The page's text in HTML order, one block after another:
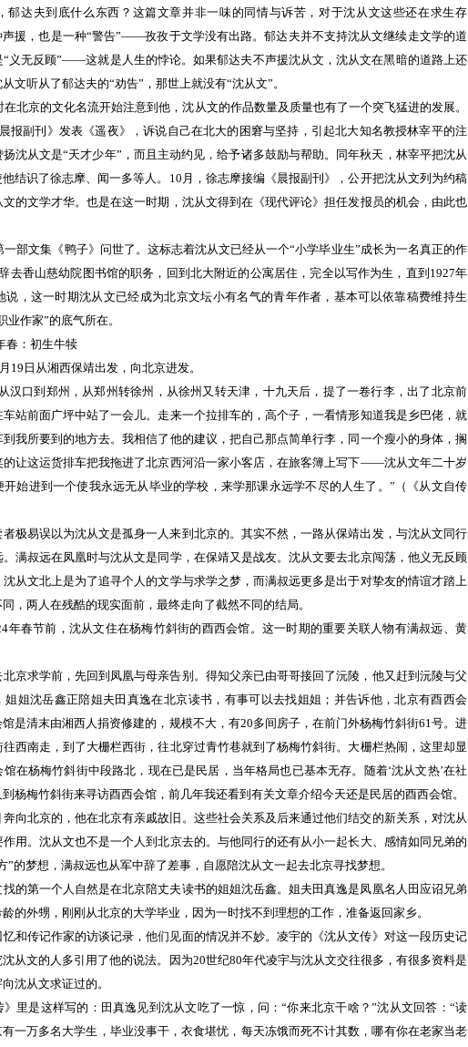
郁达夫到底什么东西？这篇文章并非一味的同情与诉苦，对于沈从文这些还在求生存
声援，也是一种“警告”——孜孜于文学没有出路。郁达夫并不支持沈从文继续走文学的道
“义无反顾”——这就是人生的悖论。如果郁达夫不声援沈从文，沈从文在黑暗的道路上还
文听从了郁达夫的“劝告”，那世上就没有“沈从文”。
在北京的文化名流开始注意到他，沈从文的作品数量及质量也有了一个突飞猛进的发展。
报副刊》发表《遥夜》，诉说自己在北大的困窘与坚持，引起北大知名教授林宰平的注
沈从文是“天才少年”，而且主动约见，给予诸多鼓励与帮助。同年秋天，林宰平把沈从
结识了徐志摩、闻一多等人。10月，徐志摩接编《晨报副刊》，公开把沈从文列为约稿
的文学才华。也是在这一时期，沈从文得到在《现代评论》担任发报员的机会，由此也
一部文集《鸭子》问世了。这标志着沈从文已经从一个“小学毕业生”成长为一名真正的作
去香山慈幼院图书馆的职务，回到北大附近的公寓居住，完全以写作为生，直到1927年
说，这一时期沈从文已经成为北京文坛小有名气的青年作者，基本可以依靠稿费维持生
业作家”的底气所在。
春：初生牛犊
19日从湘西保靖出发，向北京进发。
汉口到郑州，从郑州转徐州，从徐州又转天津，十九天后，提了一卷行李，出了北京前
站前面广坪中站了一会儿。走来一个拉排车的，高个子，一看情形知道我是乡巴佬，就
我所要到的地方去。我相信了他的建议，把自己那点简单行李，同一个瘦小的身体，搁
的让这运货排车把我拖进了北京西河沿一家小客店，在旅客簿上写下——沈从文年二十岁
始进到一个使我永远无从毕业的学校，来学那课永远学不尽的人生了。”（《从文自传
极易误以为沈从文是孤身一人来到北京的。其实不然，一路从保靖出发，与沈从文同行
满叔远在凤凰时与沈从文是同学，在保靖又是战友。沈从文要去北京闯荡，他义无反顾
从文北上是为了追寻个人的文学与求学之梦，而满叔远更多是出于对挚友的情谊才踏上
，两人在残酷的现实面前，最终走向了截然不同的结局。
年春节前，沈从文住在杨梅竹斜街的酉西会馆。这一时期的重要关联人物有满叔远、黄
京求学前，先回到凤凰与母亲告别。得知父亲已由哥哥接回了沅陵，他又赶到沅陵与父
姐姐沈岳鑫正陪姐夫田真逸在北京读书，有事可以去找姐姐；并告诉他，北京有酉西会
是清末由湘西人捐资修建的，规模不大，有20多间房子，在前门外杨梅竹斜街61号。进
西南走，到了大栅栏西街，往北穿过青竹巷就到了杨梅竹斜街。大栅栏热闹，这里却显
在杨梅竹斜街中段路北，现在已是民居，当年格局也已基本无存。随着‘沈从文热’在社
梅竹斜街来寻访酉西会馆，前几年我还看到有关文章介绍今天还是民居的酉西会馆。
向北京的，他在北京有亲戚故旧。这些社会关系及后来通过他们结交的新关系，对沈从
用。沈从文也不是一个人到北京去的。与他同行的还有从小一起长大、感情如同兄弟的
”的梦想，满叔远也从军中辞了差事，自愿陪沈从文一起去北京寻找梦想。
的第一个人自然是在北京陪丈夫读书的姐姐沈岳鑫。姐夫田真逸是凤凰名人田应诏兄弟
的外甥，刚刚从北京的大学毕业，因为一时找不到理想的工作，准备返回家乡。
和传记作家的访谈记录，他们见面的情况并不妙。凌宇的《沈从文传》对这一段历史记
从文的人多引用了他的说法。因为20世纪80年代凌宇与沈从文交往很多，有很多资料是
沈从文求证过的。
里是这样写的：田真逸见到沈从文吃了一惊，问：“你来北京干啥？”沈从文回答：“读
一万多名大学生，毕业没事干，衣食堪忧，每天冻饿而死不计其数，哪有你在老家当老